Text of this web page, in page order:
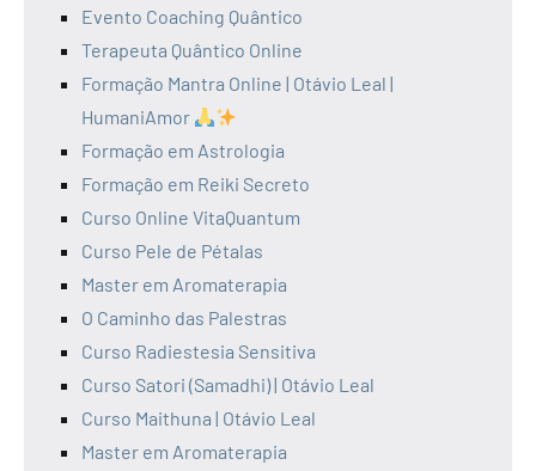
Evento Coaching Quântico
Terapeuta Quântico Online
Formação Mantra Online | Otávio Leal |
HumaniAmor
Formação em Astrologia
Formação em Reiki Secreto
Curso Online VitaQuantum
Curso Pele de Pétalas
Master em Aromaterapia
O Caminho das Palestras
Curso Radiestesia Sensitiva
Curso Satori (Samadhi) | Otávio Leal
Curso Maithuna | Otávio Leal
Master em Aromaterapia